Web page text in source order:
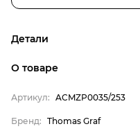
Детали
Бренд
О товаре
Артикул: ACMZP0035/253
Бренд: Thomas Graf